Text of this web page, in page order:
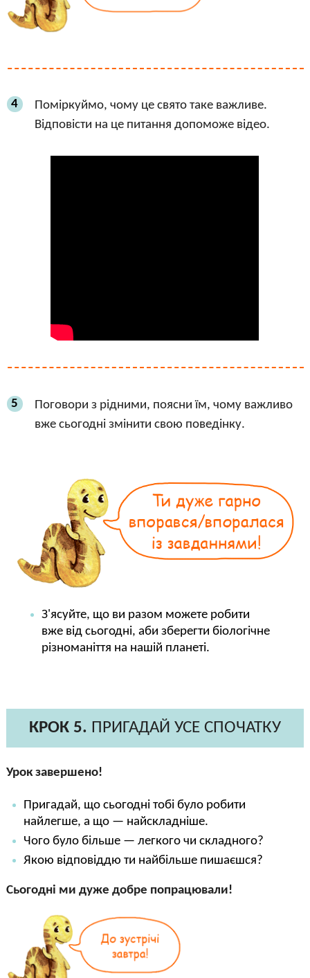
4
Поміркуймо, чому це свято таке важливе.
Відповісти на це питання допоможе відео.
5
Поговори з рідними, поясни їм, чому важливо
вже сьогодні змінити свою поведінку.
З'ясуйте, що ви разом можете робити
вже від сьогодні, аби зберегти біологічне
різноманіття на нашій планеті.
КРОК 5. ПРИГАДАЙ УСЕ СПОЧАТКУ
Урок завершено!
Пригадай, що сьогодні тобі було робити
найлегше, а що — найскладніше.
Чого було більше — легкого чи складного?
Якою відповіддю ти найбільше пишаєшся?
Сьогодні ми дуже добре попрацювали!